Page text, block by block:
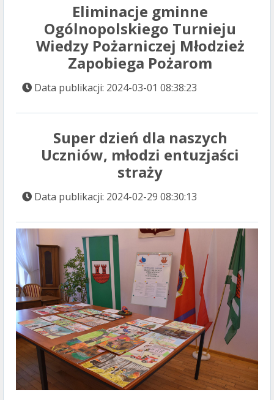
Eliminacje gminne
Ogólnopolskiego Turnieju
Wiedzy Pożarniczej Młodzież
Zapobiega Pożarom
Data publikacji: 2024-03-01 08:38:23
Super dzień dla naszych
Uczniów, młodzi entuzjaści
straży
Data publikacji: 2024-02-29 08:30:13